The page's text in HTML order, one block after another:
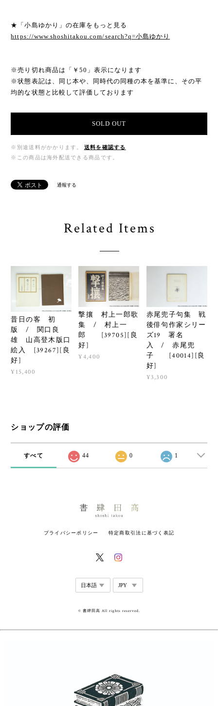
★「小島ゆかり」の在庫をもっと見る
https://www.shoshitakou.com/search?q=小島ゆかり
※売り切れ商品は「￥50」表示になります
※状態表記は、同じ本や、同時代の同種の本を基準に、その平
均的な状態と比較して評価しております
SOLD OUT
※別途送料がかかります。
送料を確認する
※この商品は海外配送できる商品です。
通報する
Related Items
昔日の客 初
版 / 関口良
雄 山高登木版口
絵入 [39267][良
好]
¥15,400
撃攘 村上一郎歌
集 / 村上一
郎 [39705][良
好]
¥4,400
赤尾兜子句集 戦
後俳句作家シリー
ズ19 署名
入 / 赤尾兜
子 [40014][良
好]
¥3,300
ショップの評価
すべて 44 0 1
プライバシーポリシー 特定商取引法に基づく表記
© 書肆田高 All rights reserved.